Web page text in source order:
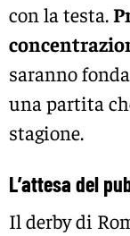
con la testa.
saranno
una partita
stagione.
L’attesa del
Il derby di